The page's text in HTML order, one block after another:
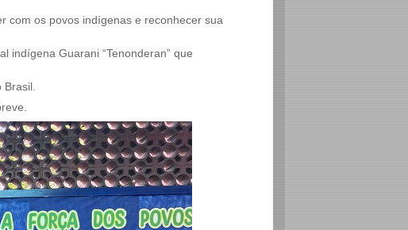
com os povos indígenas e reconhecer sua
indígena Guarani “Tenonderan” que
Brasil.